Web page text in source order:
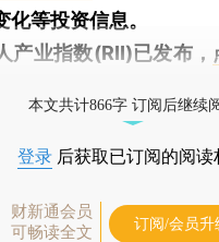
化等投资信息。
产业指数(RII)已发布，
本文共计866字 订阅后继续
登录 后获取已订阅的阅读
财新通会员
可畅读全文
订阅/会员升